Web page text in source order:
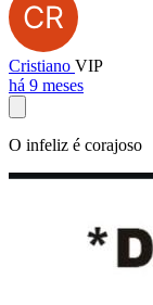
Cristiano VIP
há 9 meses
O infeliz é corajoso